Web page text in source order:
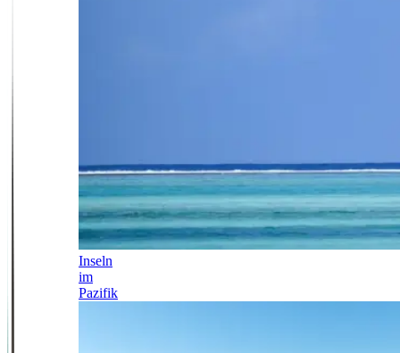
Inseln
im
Pazifik